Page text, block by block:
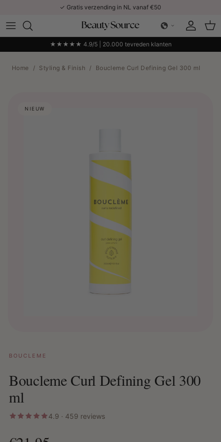
✓ Gratis verzending in NL vanaf €50
Account
★★★★★ 4.9/5 | 20.000 tevreden klanten
Home / Styling & Finish / Boucleme Curl Defining Gel 300 ml
NIEUW
BOUCLEME
Boucleme Curl Defining Gel 300
ml
4.9 · 459 reviews